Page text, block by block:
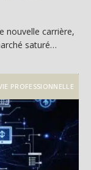
nouvelle carrière,
saturé…
PROFESSIONNELLE